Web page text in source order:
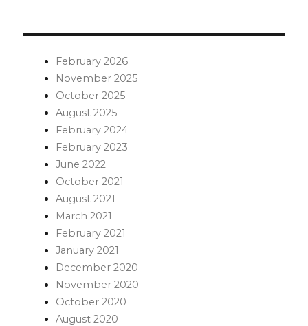
February 2026
November 2025
October 2025
August 2025
February 2024
February 2023
June 2022
October 2021
August 2021
March 2021
February 2021
January 2021
December 2020
November 2020
October 2020
August 2020